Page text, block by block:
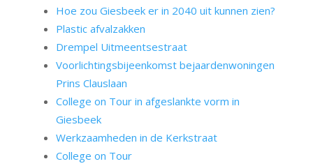
Hoe zou Giesbeek er in 2040 uit kunnen zien?
Plastic afvalzakken
Drempel Uitmeentsestraat
Voorlichtingsbijeenkomst bejaardenwoningen
Prins Clauslaan
College on Tour in afgeslankte vorm in
Giesbeek
Werkzaamheden in de Kerkstraat
College on Tour